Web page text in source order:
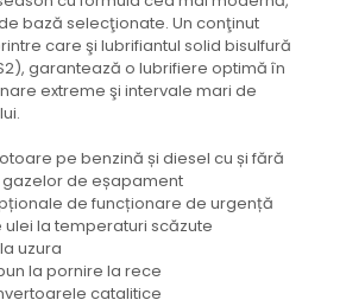
bază selecţionate. Un conţinut
care şi lubrifiantul solid bisulfură
garantează o lubrifiere optimă în
extreme şi intervale mari de
pe benzină și diesel cu și fără
de eșapament
de funcționare de urgență
la temperaturi scăzute
uzura
la pornire la rece
catalitice